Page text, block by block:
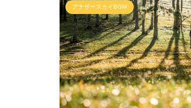
アナザースカイBGM